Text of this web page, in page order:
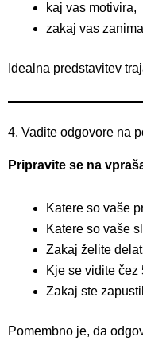
kaj vas motivira,
zakaj vas
Idealna predstavitev
4. Vadite odgovore na
Pripravite se na
Katere so vaše
Katere so vaše
Zakaj želite
Kje se vidite čez
Zakaj ste
Pomembno je, da